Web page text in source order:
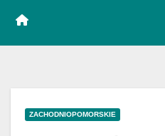
ZACHODNIOPOMORSKIE